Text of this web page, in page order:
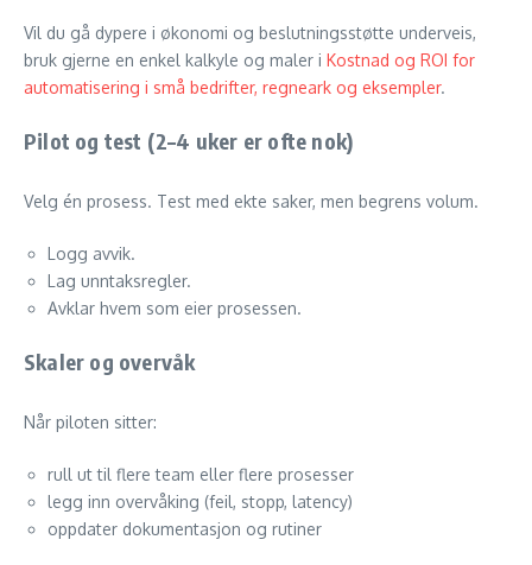
Vil du gå dypere i økonomi og beslutningsstøtte underveis,
bruk gjerne en enkel kalkyle og maler i Kostnad og ROI for
automatisering i små bedrifter, regneark og eksempler.
Pilot og test (2–4 uker er ofte nok)
Velg én prosess. Test med ekte saker, men begrens volum.
Logg avvik.
Lag unntaksregler.
Avklar hvem som eier prosessen.
Skaler og overvåk
Når piloten sitter:
rull ut til flere team eller flere prosesser
legg inn overvåking (feil, stopp, latency)
oppdater dokumentasjon og rutiner